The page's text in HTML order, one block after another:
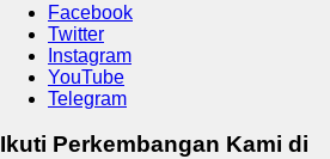
Facebook
Twitter
Instagram
YouTube
Telegram
Ikuti Perkembangan Kami di